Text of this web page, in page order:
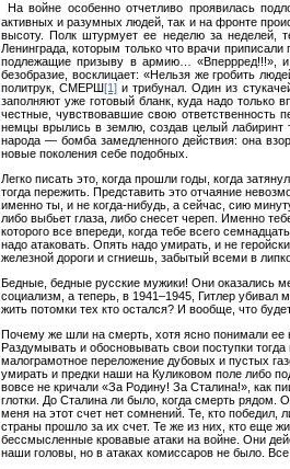
На войне особенно отчетливо проявилась
активных и разумных людей, так и на фронте
высоту. Полк штурмует ее неделю за неделей,
Ленинграда, которым только что врачи
подлежащие призыву в армию… «Вперрред!!!», и
безобразие, восклицает: «Нельзя же гробить
политрук, СМЕРШ[1] и трибунал. Один из
заполняют уже готовый бланк, куда надо
честные, чувствовавшие свою
немцы врылись в землю, создав целый лабиринт
народа — бомба замедленного действия: она
новые поколения себе подобных.
Легко писать это, когда прошли годы, когда
тогда пережить. Представить это отчаяние
именно ты, и не когда-нибудь, а сейчас, сию
либо выбьет глаза, либо снесет череп. Именно
которого все впереди, когда тебе всего
надо атаковать. Опять надо умирать, и не
железной дороги и сгниешь, забытый всеми в
Бедные, бедные русские мужики! Они оказались
социализм, а теперь, в 1941–1945, Гитлер
жить потомки тех кто остался? И вообще, что
Почему же шли на смерть, хотя ясно понимали
Раздумывать и обосновывать свои поступки
малограмотное переложение дубовых и пустых
умирать и предки наши на Куликовом поле либо
вовсе не кричали «За Родину! За Сталина!», как
глотки. До Сталина ли было, когда смерть рядом.
меня на этот счет нет сомнений. Те, кто победил,
страны прошло за их счет. Те же из них, кто еще
бессмысленные кровавые атаки на войне. Они
наши головы, но в атаках комиссаров не было. Все